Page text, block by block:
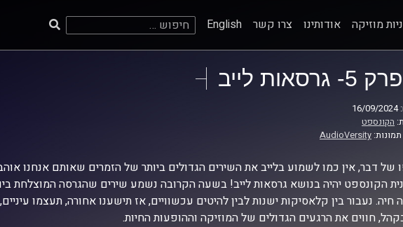
מוזיקה אודותינו צרו קשר English חיפוש:
פרק 5- גרסאות לייב
הקונספט
AudioVersity
של דבר, אין כמו לשמוע בלייב את השירים הגדולים ביותר של הזמרים שאותם אנחנו
הקונספט יהיה בנושא גרסאות לייב! בשעה הקרובה נשמע שירים שהגרסה המוצלחת
חיה. נעבור בין קלאסיקות ישנות לבין להיטים עכשוויים, אז תישענו אחורה, תעצמו
חווים את הרגעים הגדולים של המוזיקה וההופעות החיות.